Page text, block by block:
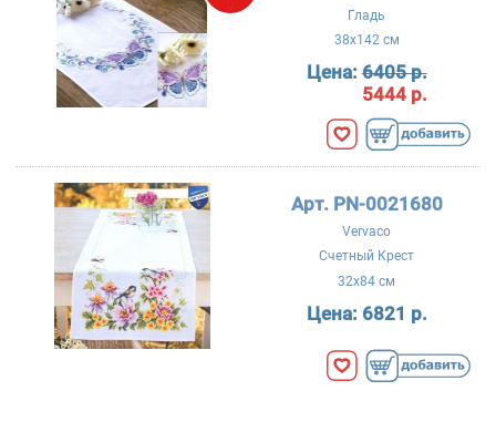
Гладь
38x142 см
Цена:6405 р.
5444 р.
Арт. PN-0021680
Vervaco
Счетный Крест
32x84 см
Цена: 6821 р.